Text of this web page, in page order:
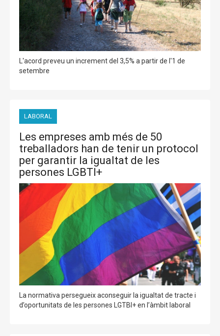
L'acord preveu un increment del 3,5% a partir de l'1 de
setembre
LABORAL
Les empreses amb més de 50
treballadors han de tenir un protocol
per garantir la igualtat de les
persones LGBTI+
La normativa persegueix aconseguir la igualtat de tracte i
d’oportunitats de les persones LGTBI+ en l’àmbit laboral